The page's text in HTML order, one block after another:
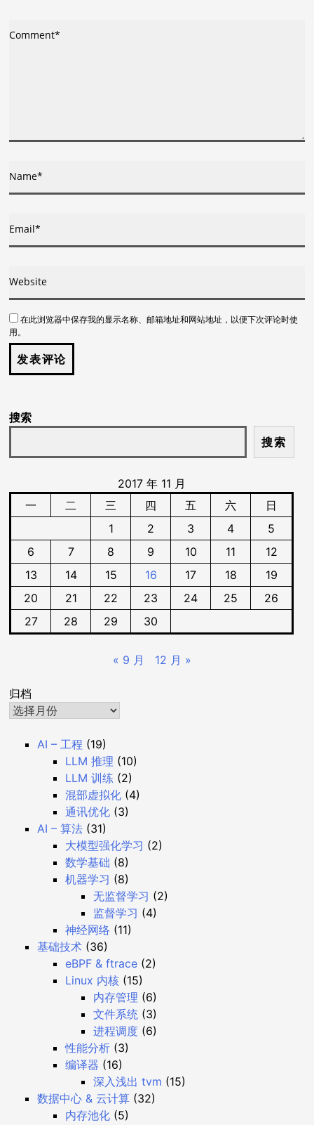
在此浏览器中保存我的显示名称、邮箱地址和网站地址，以便下次评论时使
用。
搜索
搜索
2017 年 11 月
一
二 三 四 五 六
日
1
2 3 4
5
6
7 8 9 10 11
12
13
14 15 16 17 18
19
20
21 22 23 24 25
26
27
28 29 30
« 9 月 12 月 »
归档
AI – 工程 (19)
LLM 推理 (10)
LLM 训练 (2)
混部虚拟化 (4)
通讯优化 (3)
AI – 算法 (31)
大模型强化学习 (2)
数学基础 (8)
机器学习 (8)
无监督学习 (2)
监督学习 (4)
神经网络 (11)
基础技术 (36)
eBPF & ftrace (2)
Linux 内核 (15)
内存管理 (6)
文件系统 (3)
进程调度 (6)
性能分析 (3)
编译器 (16)
深入浅出 tvm (15)
数据中心 & 云计算 (32)
内存池化 (5)